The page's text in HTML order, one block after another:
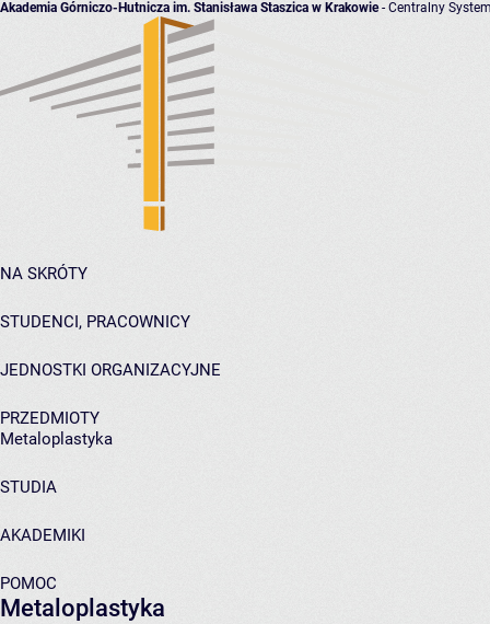
Akademia Górniczo-Hutnicza im. Stanisława Staszica w Krakowie- Centralny
NA SKRÓTY
STUDENCI, PRACOWNICY
JEDNOSTKI ORGANIZACYJNE
PRZEDMIOTY
Metaloplastyka
STUDIA
AKADEMIKI
POMOC
Metaloplastyka